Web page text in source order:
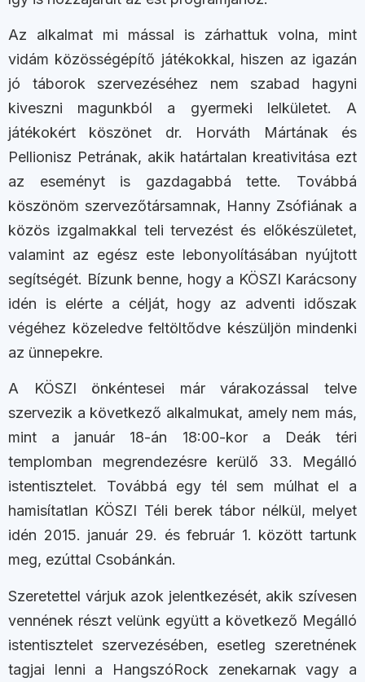
Az alkalmat mi mással is zárhattuk volna, mint
vidám közösségépítő játékokkal, hiszen az igazán
jó táborok szervezéséhez nem szabad hagyni
kiveszni magunkból a gyermeki lelkületet. A
játékokért köszönet dr. Horváth Mártának és
Pellionisz Petrának, akik határtalan kreativitása ezt
az eseményt is gazdagabbá tette. Továbbá
köszönöm szervezőtársamnak, Hanny Zsófiának a
közös izgalmakkal teli tervezést és előkészületet,
valamint az egész este lebonyolításában nyújtott
segítségét. Bízunk benne, hogy a KÖSZI Karácsony
idén is elérte a célját, hogy az adventi időszak
végéhez közeledve feltöltődve készüljön mindenki
az ünnepekre.
A KÖSZI önkéntesei már várakozással telve
szervezik a következő alkalmukat, amely nem más,
mint a január 18-án 18:00-kor a Deák téri
templomban megrendezésre kerülő 33. Megálló
istentisztelet. Továbbá egy tél sem múlhat el a
hamisítatlan KÖSZI Téli berek tábor nélkül, melyet
idén 2015. január 29. és február 1. között tartunk
meg, ezúttal Csobánkán.
Szeretettel várjuk azok jelentkezését, akik szívesen
vennének részt velünk együtt a következő Megálló
istentisztelet szervezésében, esetleg szeretnének
tagjai lenni a HangszóRock zenekarnak vagy a